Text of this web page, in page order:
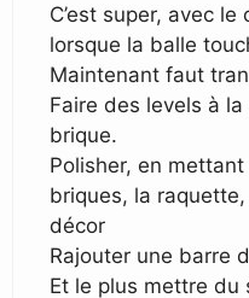
C’est super, avec le
lorsque la balle
Maintenant faut
Faire des levels à
brique.
Polisher, en
briques, la
décor
Rajouter une barre
Et le plus mettre du